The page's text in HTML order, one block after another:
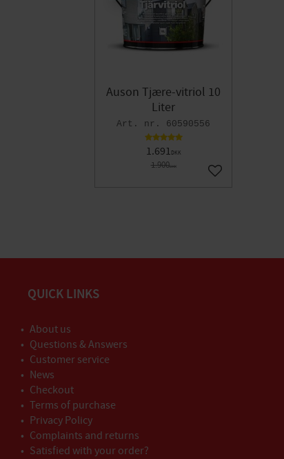
Auson Tjære-vitriol 10
Liter
60590556
1.691DKK
1.900DKK
Gem som favorit
QUICK LINKS
About us
Questions & Answers
Customer service
News
Checkout
Terms of purchase
Privacy Policy
Complaints and returns
Satisfied with your order?